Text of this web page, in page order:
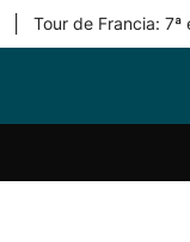
Tour de Francia: 7ª